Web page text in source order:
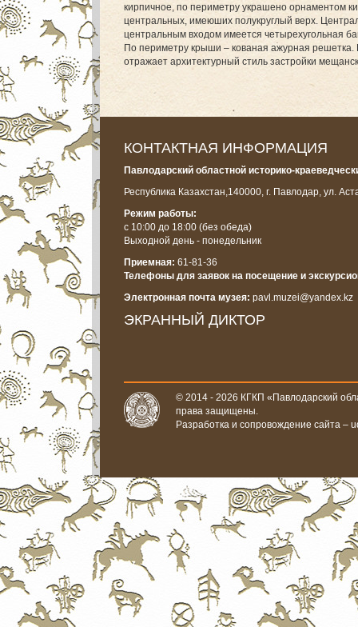
кирпичное, по периметру украшено орнаментом
центральных, имеюших полукруглый верх.
центральным входом имеется четырехугольная
По периметру крыши – кованая ажурная
отражает архитектурный стиль застройки
КОНТАКТНАЯ ИНФОРМАЦИЯ
Павлодарский областной историко-
Республика Казахстан, 140000, г. Павлодар, ул.
Режим работы:
с 10:00 до 18:00 (без обеда)
Выходной день - понедельник
Приемная: 61-81-36
Телефоны для заявок на посещение и
Электронная почта музея: pavl.muzei@yandex.kz
ЭКРАННЫЙ ДИКТОР
© 2014 - 2026 КГКП «Павлодарский
права защищены.
Разработка и сопровождение сайта –